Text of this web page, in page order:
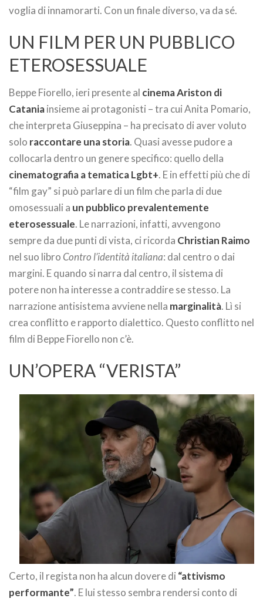
voglia di innamorarti. Con un finale diverso, va da sé.
UN FILM PER UN PUBBLICO
ETEROSESSUALE
Beppe Fiorello, ieri presente al cinema Ariston di
Cataniainsieme ai protagonisti – tra cui Anita Pomario,
che interpreta Giuseppina – ha precisato di aver voluto
solo raccontare una storia. Quasi avesse pudore a
collocarla dentro un genere specifico: quello della
cinematografia a tematica Lgbt+. E in effetti più che di
“film gay” si può parlare di un film che parla di due
omosessuali a un pubblico prevalentemente
eterosessuale. Le narrazioni, infatti, avvengono
sempre da due punti di vista, ci ricorda Christian Raimo
nel suo libro Contro l’identità italiana: dal centro o dai
margini. E quando si narra dal centro, il sistema di
potere non ha interesse a contraddire se stesso. La
narrazione antisistema avviene nella marginalità. Lì si
crea conflitto e rapporto dialettico. Questo conflitto nel
film di Beppe Fiorello non c’è.
UN’OPERA “VERISTA”
Certo, il regista non ha alcun dovere di “attivismo
performante”. E lui stesso sembra rendersi conto di